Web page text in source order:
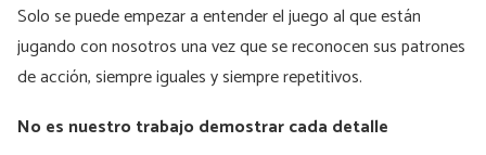
Solo se puede empezar a entender el juego al que están
jugando con nosotros una vez que se reconocen sus patrones
de acción, siempre iguales y siempre repetitivos.
No es nuestro trabajo demostrar cada detalle